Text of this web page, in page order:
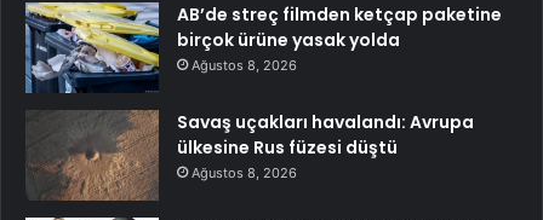
AB’de streç filmden ketçap paketine
birçok ürüne yasak yolda
Ağustos 8, 2026
Savaş uçakları havalandı: Avrupa
ülkesine Rus füzesi düştü
Ağustos 8, 2026